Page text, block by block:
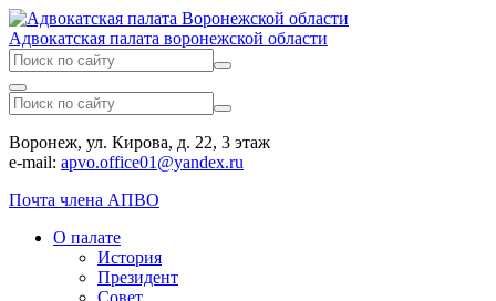
Адвокатская палата воронежской области
Воронеж, ул. Кирова, д. 22, 3 этаж
e-mail: apvo.office01@yandex.ru
Почта члена АПВО
О палате
История
Президент
Совет